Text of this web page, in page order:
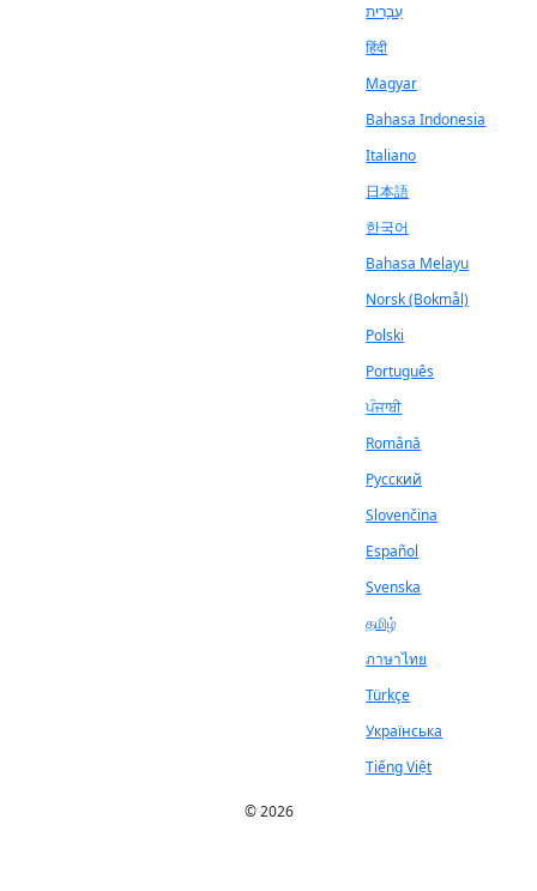
עִבְרִית
हिंदी
Magyar
Bahasa Indonesia
Italiano
日本語
한국어
Bahasa Melayu
Norsk (Bokmål)
Polski
Português
ਪੰਜਾਬੀ
Română
Русский
Slovenčina
Español
Svenska
தமிழ்
ภาษาไทย
Türkçe
Українська
Tiếng Việt
© 2026